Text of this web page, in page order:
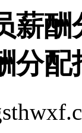
薪
分